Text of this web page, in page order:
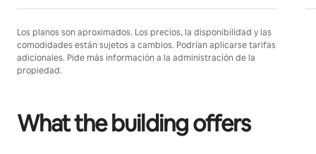
Los planos son aproximados. Los precios, la disponibilidad y las
comodidades están sujetos a cambios. Podrían aplicarse tarifas
adicionales. Pide más información a la administración de la
propiedad.
What the building offers